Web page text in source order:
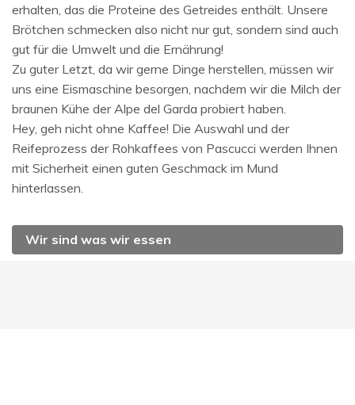
erhalten, das die Proteine ​​​​des Getreides enthält. Unsere
Brötchen schmecken also nicht nur gut, sondern sind auch
gut für die Umwelt und die Ernährung!
Zu guter Letzt, da wir gerne Dinge herstellen, müssen wir
uns eine Eismaschine besorgen, nachdem wir die Milch der
braunen Kühe der Alpe del Garda probiert haben.
Hey, geh nicht ohne Kaffee! Die Auswahl und der
Reifeprozess der Rohkaffees von Pascucci werden Ihnen
mit Sicherheit einen guten Geschmack im Mund
hinterlassen.
Wir sind was wir essen